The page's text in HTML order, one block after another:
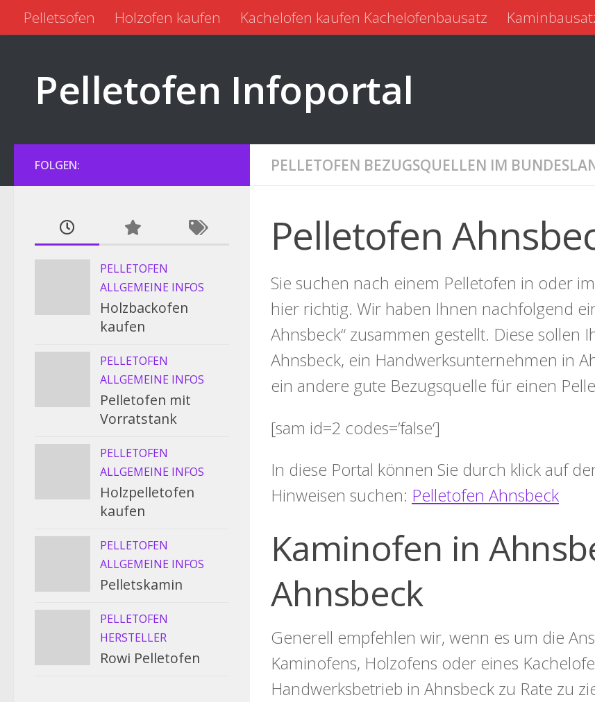
Zum Inhalt springen
Pelletsofen Holzofen kaufen Kachelofen kaufen Kachelofenbausatz
Pelletofen Infoportal
PELLETOFEN BEZUGSQUELLEN IM
Pelletofen
Sie suchen nach einem Pelletofen in oder
hier richtig. Wir haben Ihnen nachfolgend
Ahnsbeck“ zusammen gestellt. Diese
Ahnsbeck, ein Handwerksunternehmen in
ein andere gute Bezugsquelle für einen
[sam id=2 codes=’false‘]
In diese Portal können Sie durch klick auf
Hinweisen suchen: Pelletofen Ahnsbeck
Kaminofen in
Ahnsbeck
Generell empfehlen wir, wenn es um die
Kaminofens, Holzofens oder eines
Handwerksbetrieb in Ahnsbeck zu Rate zu
FOLGEN:
PELLETOFEN
ALLGEMEINE INFOS
Holzbackofen
kaufen
PELLETOFEN
ALLGEMEINE INFOS
Pelletofen mit
Vorratstank
PELLETOFEN
ALLGEMEINE INFOS
Holzpelletofen
kaufen
PELLETOFEN
ALLGEMEINE INFOS
Pelletskamin
PELLETOFEN
HERSTELLER
Rowi Pelletofen